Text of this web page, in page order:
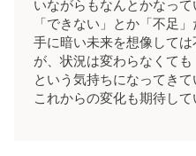
いながらもなんとかなって
「できない」とか「不足
手に暗い未来を想像して
が、状況は変わらなくても
という気持ちになってきて
これからの変化も期待して